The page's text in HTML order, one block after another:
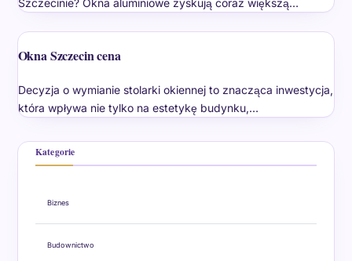
Okna Szczecin cena
Decyzja o wymianie stolarki okiennej to znacząca inwestycja,
która wpływa nie tylko na estetykę budynku,…
Kategorie
Biznes
Budownictwo